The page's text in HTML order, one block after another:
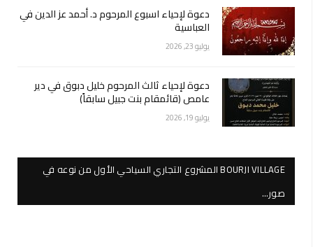
دعوة لإحياء اسبوع المرحوم د. أحمد عز الدين في
العباسية
يوليو 23, 2026
دعوة لإحياء ثالث المرحوم خليل دبوق في دير
عامص (قائمقام بنت جبيل سابقاً)
يوليو 19, 2026
BOURJI VILLAGE المشروع التجاري السياحي الأول من نوعه في
صور…